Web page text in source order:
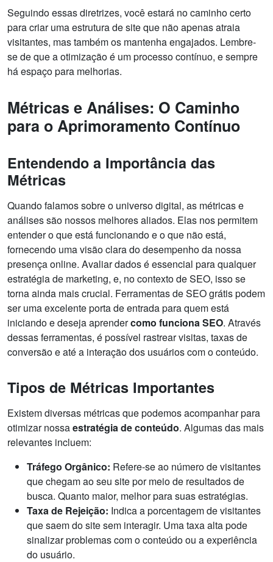
Seguindo essas diretrizes, você estará no caminho certo
para criar uma estrutura de site que não apenas atraia
visitantes, mas também os mantenha engajados. Lembre-
se de que a otimização é um processo contínuo, e sempre
há espaço para melhorias.
Métricas e Análises: O Caminho
para o Aprimoramento Contínuo
Entendendo a Importância das
Métricas
Quando falamos sobre o universo digital, as métricas e
análises são nossos melhores aliados. Elas nos permitem
entender o que está funcionando e o que não está,
fornecendo uma visão clara do desempenho da nossa
presença online. Avaliar dados é essencial para qualquer
estratégia de marketing, e, no contexto de SEO, isso se
torna ainda mais crucial. Ferramentas de SEO grátis podem
ser uma excelente porta de entrada para quem está
iniciando e deseja aprendercomo funciona SEO. Através
dessas ferramentas, é possível rastrear visitas, taxas de
conversão e até a interação dos usuários com o conteúdo.
Tipos de Métricas Importantes
Existem diversas métricas que podemos acompanhar para
otimizar nossaestratégia de conteúdo. Algumas das mais
relevantes incluem:
Tráfego Orgânico: Refere-se ao número de visitantes
que chegam ao seu site por meio de resultados de
busca. Quanto maior, melhor para suas estratégias.
Taxa de Rejeição: Indica a porcentagem de visitantes
que saem do site sem interagir. Uma taxa alta pode
sinalizar problemas com o conteúdo ou a experiência
do usuário.